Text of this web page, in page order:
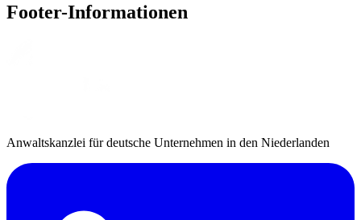
Footer-Informationen
Anwaltskanzlei für deutsche Unternehmen in den Niederlanden